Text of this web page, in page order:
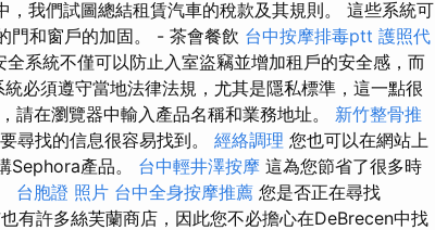
，我們試圖總結租賃汽車的稅款及其規則。 這些系統可
門和窗戶的加固。 - 茶會餐飲 台中按摩排毒ptt 護照代
全系統不僅可以防止入室盜竊並增加租戶的安全感，而
統必須遵守當地法律法規，尤其是隱私標準，這一點很
請在瀏覽器中輸入產品名稱和業務地址。 新竹整骨推
尋找的信息很容易找到。 經絡調理 您也可以在網站上
Sephora產品。 台中輕井澤按摩 這為您節省了很多時
台胞證 照片 台中全身按摩推薦 您是否正在尋找
有許多絲芙蘭商店，因此您不必擔心在DeBrecen中找